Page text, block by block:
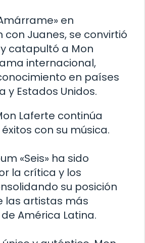
en
Juanes, se convirtió
catapultó a Mon
internacional,
en países
y Estados Unidos.
Laferte continúa
con su música.
«Seis» ha sido
la crítica y los
su posición
las artistas más
América Latina.